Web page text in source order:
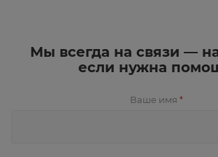
Мы всегда на связи —
если нужна
Ваше имя *